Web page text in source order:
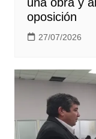
oposición
27/07/2026